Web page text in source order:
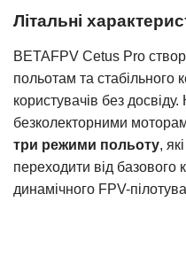
Літальні
BETAFPV Cetus Pro
польотам та стабільного
користувачів без
безколекторними
три режими польоту,
переходити від базового
динамічного FPV-